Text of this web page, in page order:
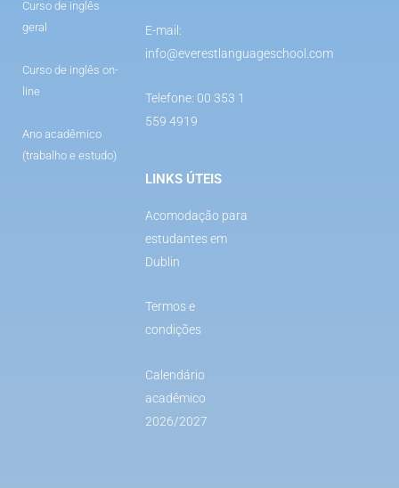
Curso de inglês
geral
Curso de inglês on-
line
Ano acadêmico
(trabalho e estudo)
E-mail:
info@everestlanguageschool.com
Telefone: 00 353 1
559 4919
LINKS ÚTEIS
Acomodação para
estudantes em
Dublin
Termos e
condições
Calendário
acadêmico
2026/2027